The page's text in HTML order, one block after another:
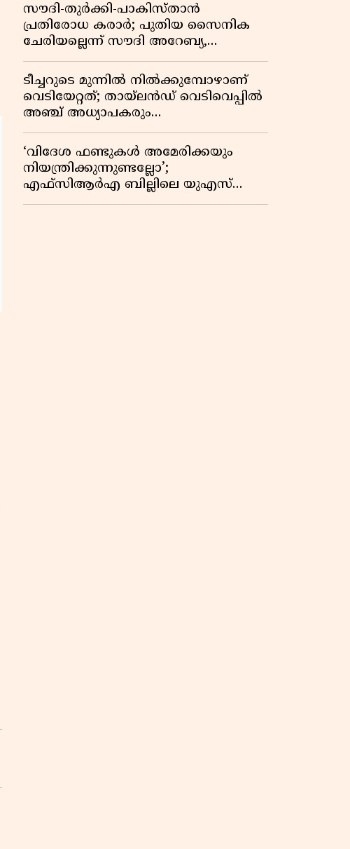
സൗദി-തുർക്കി-പാകിസ്താൻ
പ്രതിരോധ കരാർ; പുതിയ സൈനിക
ചേരിയല്ലെന്ന് സൗദി അറേബ്യ,
വിമർശനവുമായി ഇറാൻ
ടീച്ചറുടെ മുന്നിൽ നിൽക്കുമ്പോഴാണ്
വെടിയേറ്റത്; തായ്‌ലൻഡ് വെടിവെപ്പിൽ
അഞ്ച് അധ്യാപകരും
മുത്തശ്ശീമുത്തശ്ശന്മാരും കൊല്ലപ്പെട്ടു,
മരണസംഖ്യ 7; ഞെട്ടിക്കുന്ന
വെളിപ്പെടുത്തലുകൾ
‘വിദേശ ഫണ്ടുകൾ അമേരിക്കയും
നിയന്ത്രിക്കുന്നുണ്ടല്ലോ’;
എഫ്സിആർഎ ബില്ലിലെ യുഎസ്
വിമർശനങ്ങൾക്ക് മറുപടിയുമായി ഇന്ത്യ